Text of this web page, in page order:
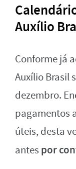
Auxílio
Conforme já
Auxílio Brasil
dezembro.
pagamentos
úteis, desta
antes por